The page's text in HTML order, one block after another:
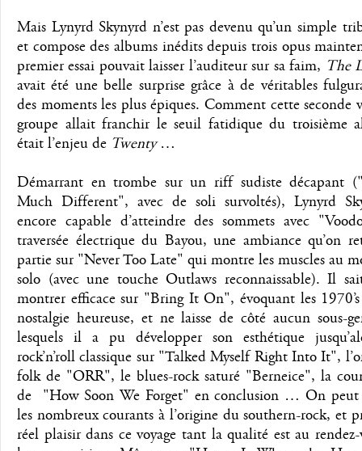
Mais Lynyrd Skynyrd n’est pas devenu qu’un simple
et compose des albums inédits depuis trois opus
premier essai pouvait laisser l’auditeur sur sa faim, The
avait été une belle surprise grâce à de véritables
des moments les plus épiques. Comment cette seconde
groupe allait franchir le seuil fatidique du troisième
était l’enjeu de Twenty…
Démarrant en trombe sur un riff sudiste décapant
Much Different", avec de soli survoltés), Lynyrd
encore capable d’atteindre des sommets avec
traversée électrique du Bayou, une ambiance qu’on
partie sur "Never Too Late" qui montre les muscles au
solo (avec une touche Outlaws reconnaissable). Il
montrer efficace sur "Bring It On", évoquant les
nostalgie heureuse, et ne laisse de côté aucun sous-
lesquels il a pu développer son esthétique
rock’n’roll classique sur "Talked Myself Right Into It",
folk de "ORR", le blues-rock saturé "Berneice", la
de
"How Soon We Forget" en conclusion … On peut
les nombreux courants à l’origine du southern-rock, et
réel plaisir dans ce voyage tant la qualité est au rendez-